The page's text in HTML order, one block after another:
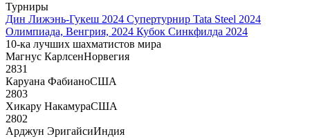
Турниры
Дин Лижэнь-Гукеш 2024 Супертурнир Tata Steel 2024
Олимпиада, Венгрия, 2024 Кубок Синкфилда 2024
10-ка лучших шахматистов мира
Магнус КарлсенНорвегия
2831
Каруана ФабианоСША
2803
Хикару НакамураСША
2802
Арджун ЭригайсиИндия